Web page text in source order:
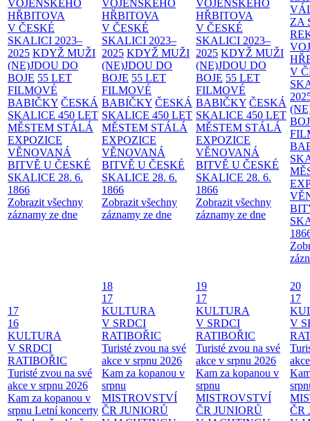
VOJENSKÉHO
HŘBITOVA
V ČESKÉ
SKALICI 2023–
2025 KDYŽ MUŽI
(NE)JDOU DO
BOJE 55 LET
FILMOVÉ
BABIČKY ČESKÁ
SKALICE 450 LET
MĚSTEM STÁLÁ
EXPOZICE
VĚNOVANÁ
BITVĚ U ČESKÉ
SKALICE 28. 6.
1866
Zobrazit všechny
záznamy ze dne
VOJENSKÉHO
HŘBITOVA
V ČESKÉ
SKALICI 2023–
2025 KDYŽ MUŽI
(NE)JDOU DO
BOJE 55 LET
FILMOVÉ
BABIČKY ČESKÁ
SKALICE 450 LET
MĚSTEM STÁLÁ
EXPOZICE
VĚNOVANÁ
BITVĚ U ČESKÉ
SKALICE 28. 6.
1866
Zobrazit všechny
záznamy ze dne
VOJENSKÉHO
HŘBITOVA
V ČESKÉ
SKALICI 2023–
2025 KDYŽ MUŽI
(NE)JDOU DO
BOJE 55 LET
FILMOVÉ
BABIČKY ČESKÁ
SKALICE 450 LET
MĚSTEM STÁLÁ
EXPOZICE
VĚNOVANÁ
BITVĚ U ČESKÉ
SKALICE 28. 6.
1866
Zobrazit všechny
záznamy ze dne
ZA
V
17
16
KULTURA
V SRDCI
RATIBOŘIC
Turisté zvou na své
akce v srpnu 2026
Kam za kopanou v
srpnu Letní koncerty
18
17
KULTURA
V SRDCI
RATIBOŘIC
Turisté zvou na své
akce v srpnu 2026
Kam za kopanou v
srpnu
MISTROVSTVÍ
ČR JUNIORŮ
19
17
KULTURA
V SRDCI
RATIBOŘIC
Turisté zvou na své
akce v srpnu 2026
Kam za kopanou v
srpnu
MISTROVSTVÍ
ČR JUNIORŮ
20
17
V
ČR